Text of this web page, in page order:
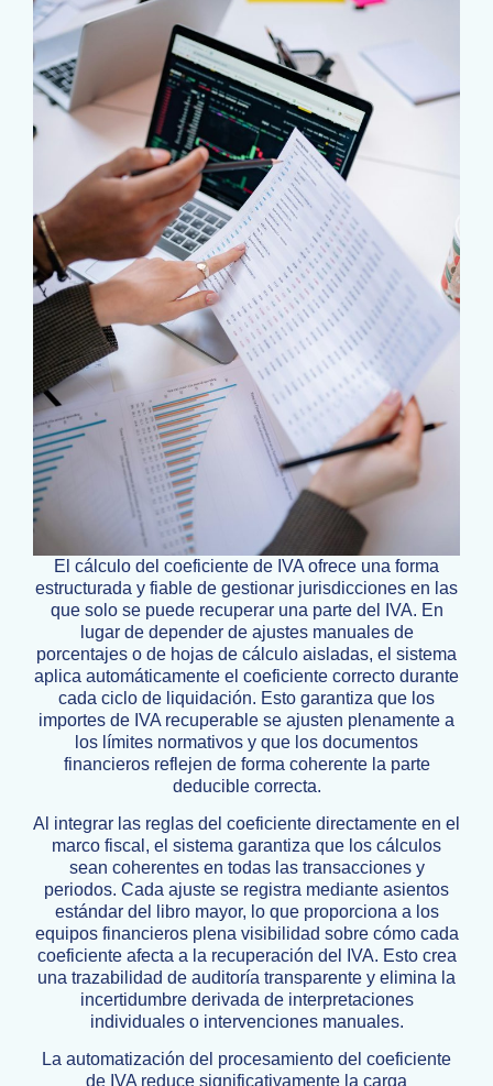
El cálculo del coeficiente de IVA ofrece una forma
estructurada y fiable de gestionar jurisdicciones en las
que solo se puede recuperar una parte del IVA. En
lugar de depender de ajustes manuales de
porcentajes o de hojas de cálculo aisladas, el sistema
aplica automáticamente el coeficiente correcto durante
cada ciclo de liquidación. Esto garantiza que los
importes de IVA recuperable se ajusten plenamente a
los límites normativos y que los documentos
financieros reflejen de forma coherente la parte
deducible correcta.
Al integrar las reglas del coeficiente directamente en el
marco fiscal, el sistema garantiza que los cálculos
sean coherentes en todas las transacciones y
periodos. Cada ajuste se registra mediante asientos
estándar del libro mayor, lo que proporciona a los
equipos financieros plena visibilidad sobre cómo cada
coeficiente afecta a la recuperación del IVA. Esto crea
una trazabilidad de auditoría transparente y elimina la
incertidumbre derivada de interpretaciones
individuales o intervenciones manuales.
La automatización del procesamiento del coeficiente
de IVA reduce significativamente la carga